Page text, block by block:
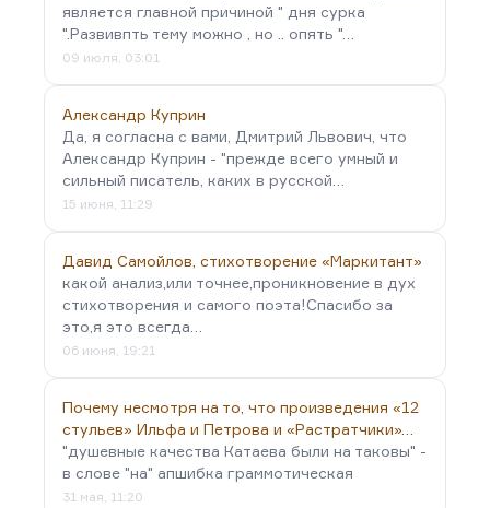
является главной причиной " дня сурка
".Развивпть тему можно , но .. опять "…
09 июля, 03:01
Александр Куприн
Да, я согласна с вами, Дмитрий Львович, что
Александр Куприн - "прежде всего умный и
сильный писатель, каких в русской…
15 июня, 11:29
Давид Самойлов, стихотворение «Маркитант»
какой анализ,или точнее,проникновение в дух
стихотворения и самого поэта!Спасибо за
это,я это всегда…
06 июня, 19:21
Почему несмотря на то, что произведения «12
стульев» Ильфа и Петрова и «Растратчики»…
"душевные качества Катаева были на таковы" -
в слове "на" апшибка граммотическая
31 мая, 11:20